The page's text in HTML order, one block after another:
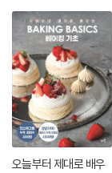
오늘부터 제대로 배우